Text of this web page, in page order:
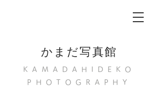
かまだ写真館
KAMADAHIDEKO
PHOTOGRAPHY